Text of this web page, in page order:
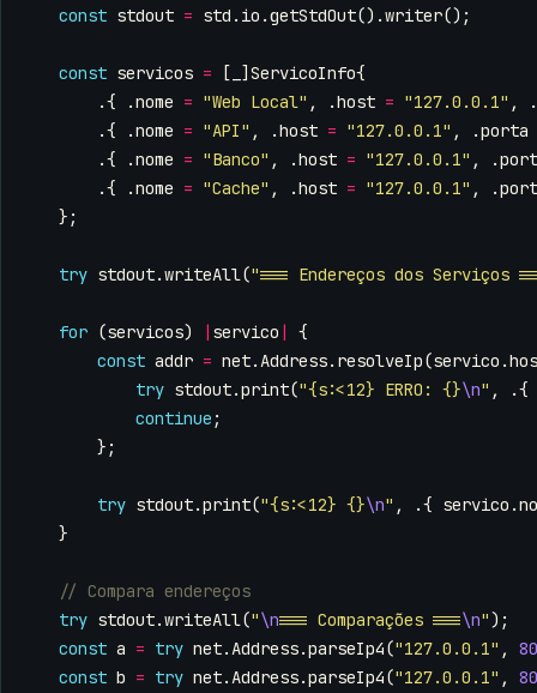
const stdout = std . io .getStdOut().writer();
const servicos = [ ] ServicoInfo{
.{
.nome = "Web Local" , .host = "127.0.0.1" ,
.
.{
.nome = "API" , .host = "127.0.0.1" , .porta
.{
.nome = "Banco" , .host = "127.0.0.1" , .
.{
.nome = "Cache" , .host = "127.0.0.1" , .
};
try stdout.writeAll("=== Endereços dos Serviços
for (servicos) | servico |
{
const addr = net.Address. resolveIp(servico .
try stdout.print("{s:<12} ERRO: {}\n" ,
.{
continue ;
};
try stdout.print("{s:<12} {}\n" , .{ servico .
}
try stdout.writeAll("\n=== Comparações ===\n");
const a = try net.Address.parseIp4("127.0.0.1" ,
80
const b = try net.Address.parseIp4("127.0.0.1" , 80